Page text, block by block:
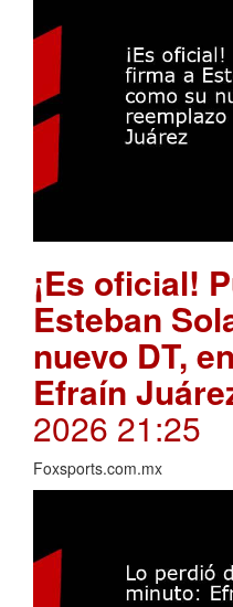
¡Es oficial!
Esteban
nuevo DT,
Efraín
2026 21:25
Foxsports.com.mx